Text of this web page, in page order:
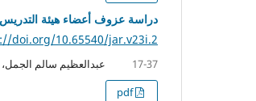
دراسة عزوف أعضاء هيئة
doi.org/10.65540/jar.v23i.2
عبدالعظيم سالم
17-37
pdf